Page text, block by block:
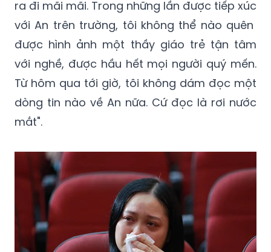
Địa chất chia sẻ: "Trong lòng tôi đến giờ vẫn
chưa hết đau xót, bàng hoàng khi biết tin An
ra đi mãi mãi. Trong những lần được tiếp xúc
với An trên trường, tôi không thể nào quên
được hình ảnh một thầy giáo trẻ tận tâm
với nghề, được hầu hết mọi người quý mến.
Từ hôm qua tới giờ, tôi không dám đọc một